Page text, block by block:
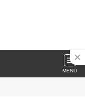
MENU